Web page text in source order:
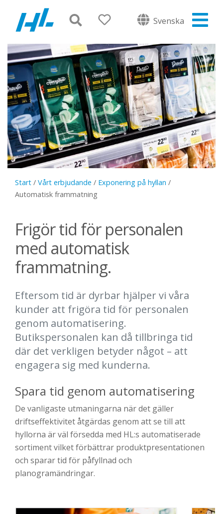
Svenska
Start / Vårt erbjudande / Exponering på hyllan /
Automatisk frammatning
Frigör tid för personalen
med automatisk
frammatning.
Eftersom tid är dyrbar hjälper vi våra
kunder att frigöra tid för personalen
genom automatisering.
Butikspersonalen kan då tillbringa tid
där det verkligen betyder något – att
engagera sig med kunderna.
Spara tid genom automatisering
De vanligaste utmaningarna när det gäller
driftseffektivitet åtgärdas genom att se till att
hyllorna är väl försedda med HL:s automatiserade
sortiment vilket förbättrar produktpresentationen
och sparar tid för påfyllnad och
planogramändringar.